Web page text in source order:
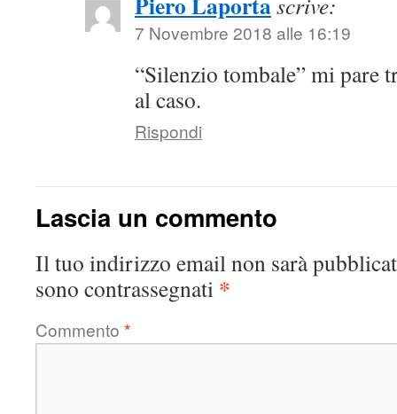
7 Novembre 2018 alle 16:19
“Silenzio tombale” mi pare
al caso.
Rispondi
Lascia un commento
Il tuo indirizzo email non sarà
sono contrassegnati *
Commento *